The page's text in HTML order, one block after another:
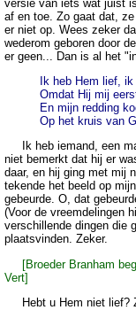
versie van iets wat juist
af en toe. Zo gaat dat,
er niet op. Wees zeker
wederom geboren door
er geen... Dan is al het
Ik heb Hem lief,
Omdat Hij mij
En mijn redding
Op het kruis van
Ik heb iemand, een
niet bemerkt dat hij er
daar, en hij ging met mij
tekende het beeld op
gebeurde. O, dat
(Voor de vreemdelingen
verschillende dingen die
plaatsvinden. Zeker.
[Broeder Branham
Vert]
Hebt u Hem niet lief?